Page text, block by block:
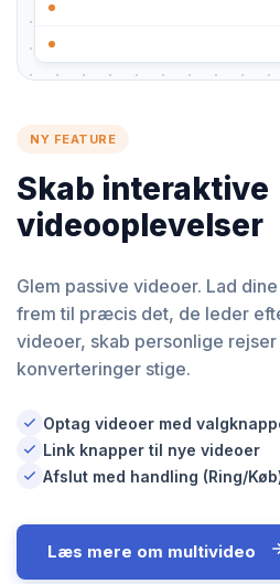
NY FEATURE
Skab interaktive
videooplevelser
Glem passive videoer. Lad
frem til præcis det, de leder
videoer, skab personlige
konverteringer stige.
Optag videoer med
Link knapper til nye videoer
Afslut med handling (Ring/
Læs mere om multivideo